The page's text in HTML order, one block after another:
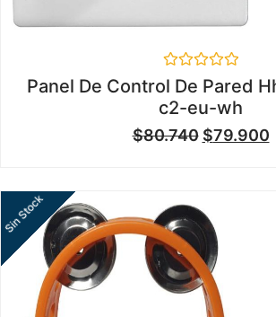
Valorado
en
0
de
5
Panel De Control De Pared
c2-eu-wh
$80.740 $79.900
Sin Stock